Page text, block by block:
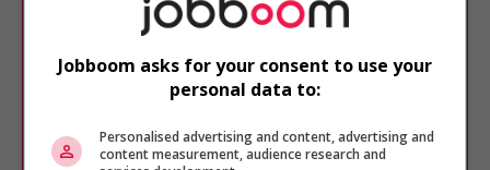
Désolé, cette recherche n'a produit aucun
résultat.
Veuillez faire une nouvelle recherche.
Vous pouvez en tout temps utiliser nos
chercher un poste selon votre profil
d'intérêt en emploi en vousinscrivant
Jobboom asks for your consent to use your
personal data to:
Personalised advertising and content, advertising and
content measurement, audience research and